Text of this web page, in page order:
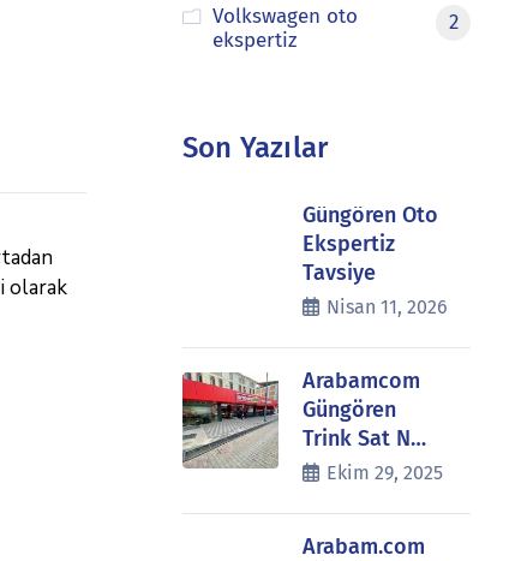
olarak
Volkswagen oto
ekspertiz
2
Son Yazılar
Güngören Oto
Ekspertiz
Tavsiye
Nisan 11, 2026
Arabamcom
Güngören
Trink Sat N…
Ekim 29, 2025
Arabam.com